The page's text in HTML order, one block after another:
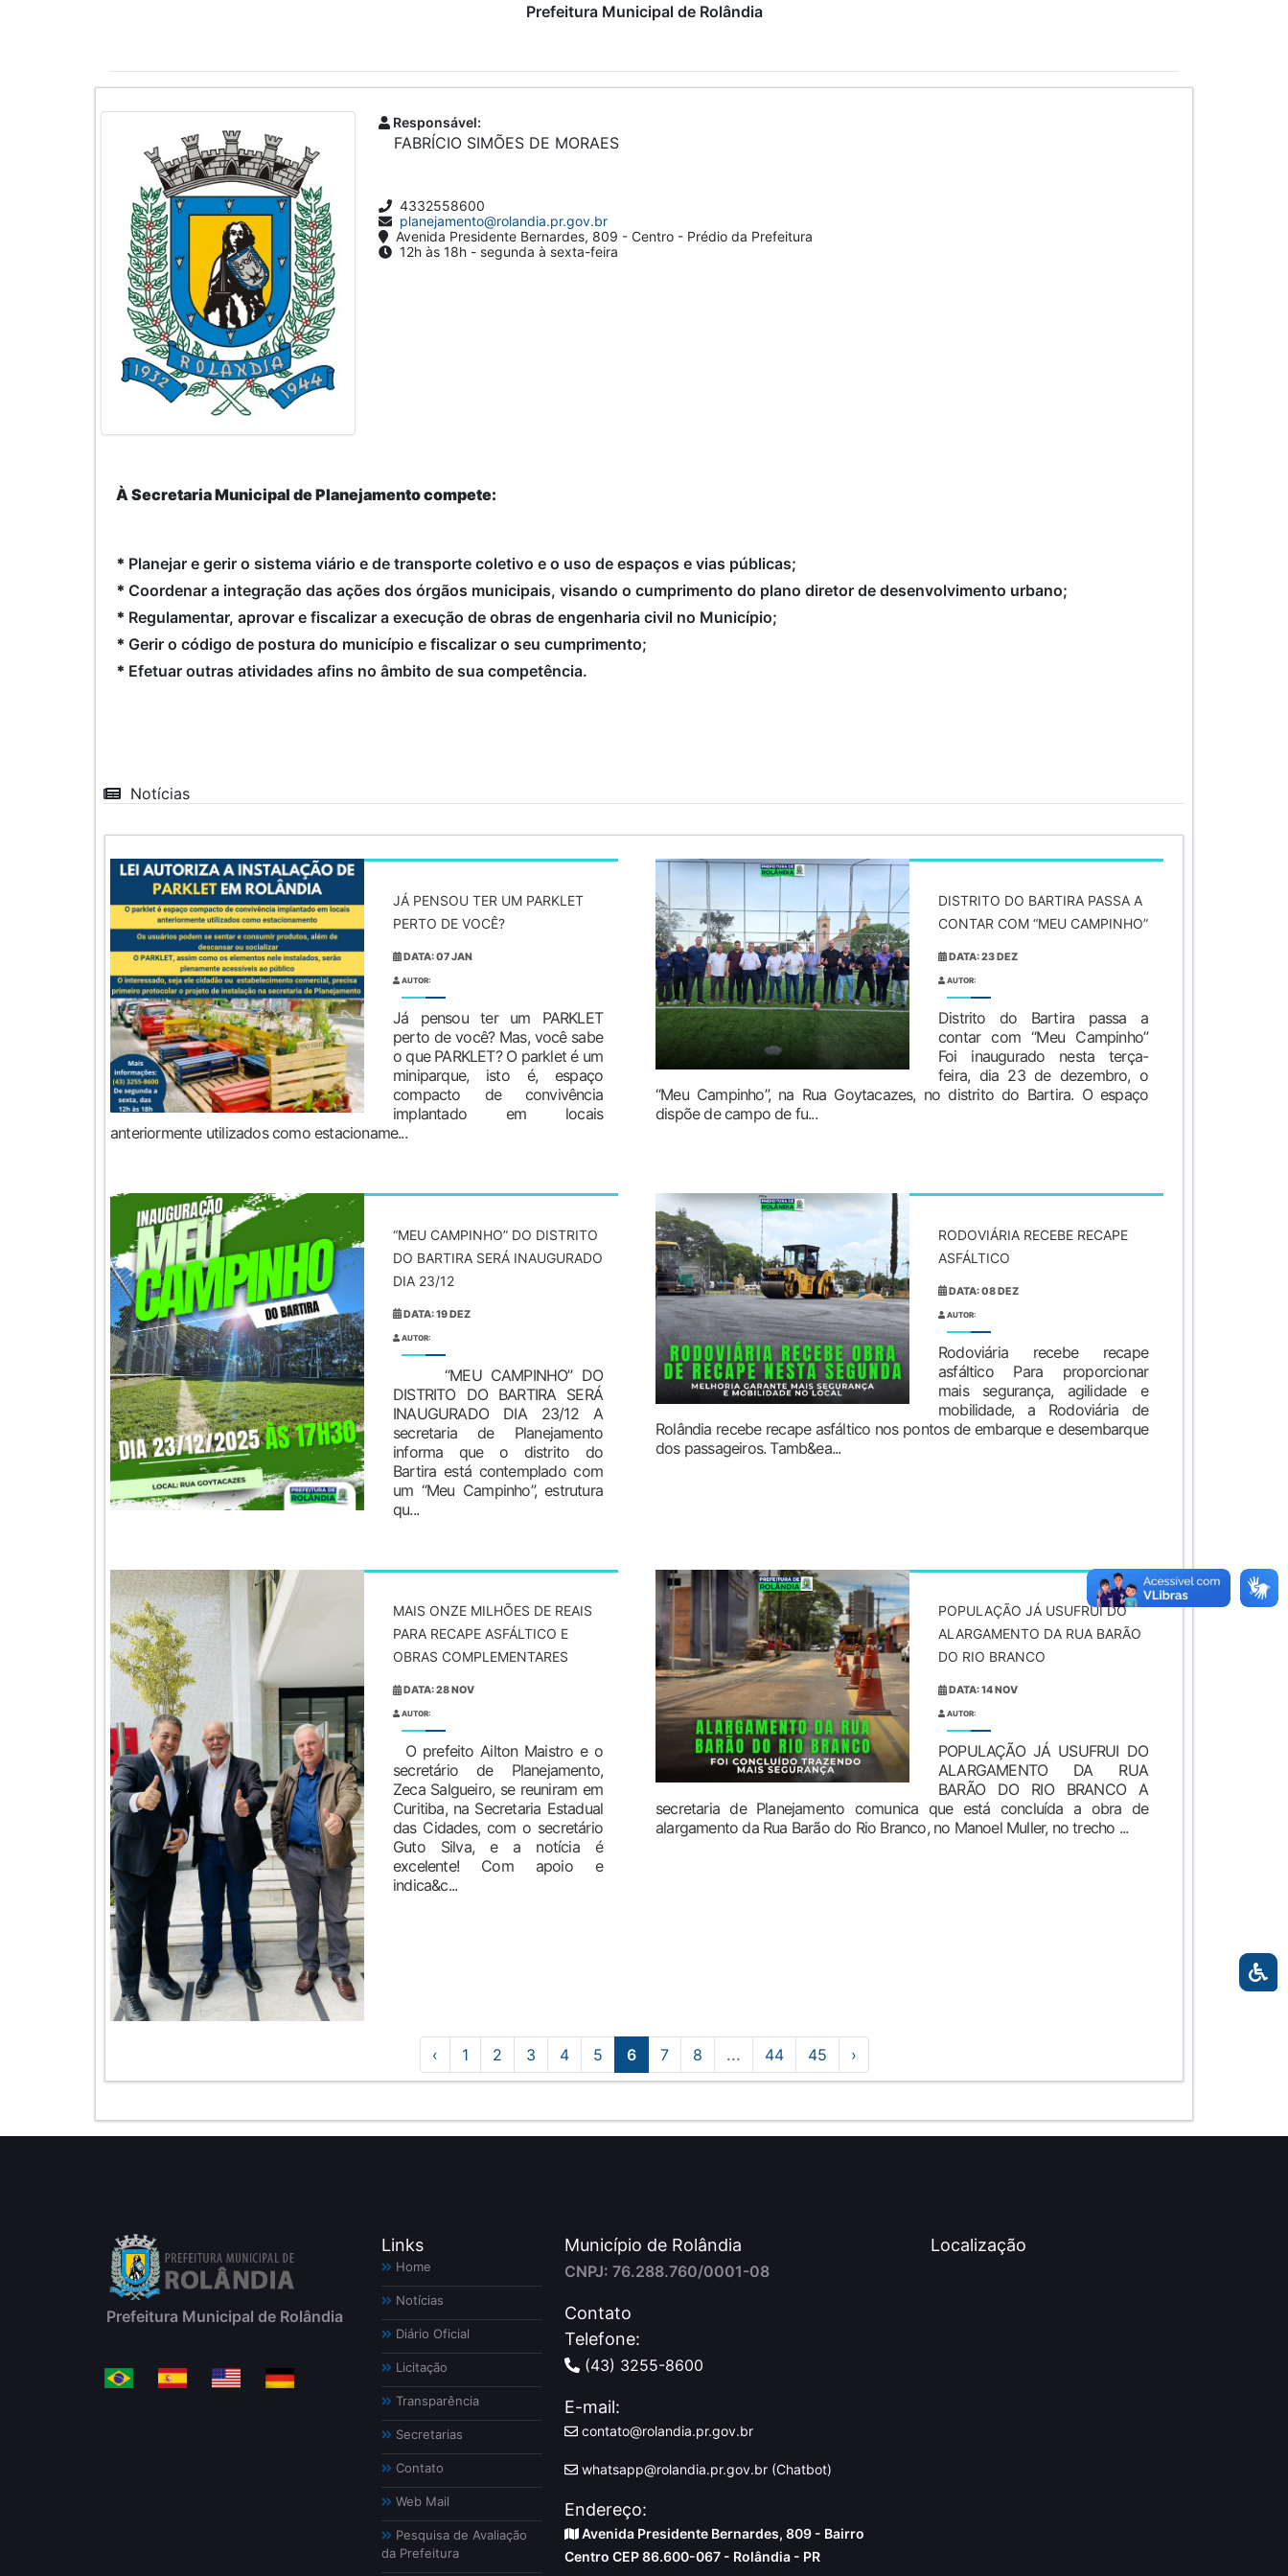
Prefeitura Municipal de Rolândia
Responsável:
FABRÍCIO SIMÕES DE MORAES
4332558600
planejamento@rolandia.pr.gov.br
Avenida Presidente Bernardes, 809 - Centro - Prédio da Prefeitura
12h às 18h - segunda à sexta-feira
À Secretaria Municipal de Planejamento compete:
* Planejar e gerir o sistema viário e de transporte coletivo e o uso de espaços e vias públicas;
* Coordenar a integração das ações dos órgãos municipais, visando o cumprimento do plano diretor de desenvolvimento urbano;
* Regulamentar, aprovar e fiscalizar a execução de obras de engenharia civil no Município;
* Gerir o código de postura do município e fiscalizar o seu cumprimento;
* Efetuar outras atividades afins no âmbito de sua competência.
Notícias
JÁ PENSOU TER UM PARKLET
PERTO DE VOCÊ?
DATA: 07 JAN
AUTOR:
Já pensou ter um PARKLET
perto de você? Mas, você sabe
o que PARKLET? O parklet é um
miniparque, isto é, espaço
compacto de convivência
implantado em locais
anteriormente utilizados como estacioname...
DISTRITO DO BARTIRA PASSA A
CONTAR COM “MEU CAMPINHO”
DATA: 23 DEZ
AUTOR:
Distrito do Bartira passa a
contar com “Meu Campinho”
Foi inaugurado nesta terça-
feira, dia 23 de dezembro, o
“Meu Campinho”, na Rua Goytacazes, no distrito do Bartira. O espaço
dispõe de campo de fu...
“MEU CAMPINHO” DO DISTRITO
DO BARTIRA SERÁ INAUGURADO
DIA 23/12
DATA: 19 DEZ
AUTOR:
“MEU CAMPINHO” DO
DISTRITO DO BARTIRA SERÁ
INAUGURADO DIA 23/12 A
secretaria de Planejamento
informa que o distrito do
Bartira está contemplado com
um “Meu Campinho”, estrutura
qu...
RODOVIÁRIA RECEBE RECAPE
ASFÁLTICO
DATA: 08 DEZ
AUTOR:
Rodoviária recebe recape
asfáltico Para proporcionar
mais segurança, agilidade e
mobilidade, a Rodoviária de
Rolândia recebe recape asfáltico nos pontos de embarque e desembarque
dos passageiros. Tamb&ea...
MAIS ONZE MILHÕES DE REAIS
PARA RECAPE ASFÁLTICO E
OBRAS COMPLEMENTARES
DATA: 28 NOV
AUTOR:
O prefeito Ailton Maistro e o
secretário de Planejamento,
Zeca Salgueiro, se reuniram em
Curitiba, na Secretaria Estadual
das Cidades, com o secretário
Guto Silva, e a notícia é
excelente! Com apoio e
indica&c...
POPULAÇÃO JÁ USUFRUI DO
ALARGAMENTO DA RUA BARÃO
DO RIO BRANCO
DATA: 14 NOV
AUTOR:
POPULAÇÃO JÁ USUFRUI DO
ALARGAMENTO DA RUA
BARÃO DO RIO BRANCO A
secretaria de Planejamento comunica que está concluída a obra de
alargamento da Rua Barão do Rio Branco, no Manoel Muller, no trecho ...
‹ 1 2 3 4 5 6 7 8 ... 44 45 ›
Prefeitura Municipal de Rolândia
Links
Home
Notícias
Diário Oficial
Licitação
Transparência
Secretarias
Contato
Web Mail
Pesquisa de Avaliação
da Prefeitura
Município de Rolândia
CNPJ: 76.288.760/0001-08
Contato
Telefone:
(43) 3255-8600
E-mail:
contato@rolandia.pr.gov.br
whatsapp@rolandia.pr.gov.br (Chatbot)
Endereço:
Avenida Presidente Bernardes, 809 - Bairro
Centro CEP 86.600-067 - Rolândia - PR
Localização